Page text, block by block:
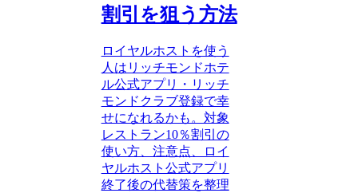
割引を狙う方法
ロイヤルホストを使う
人はリッチモンドホテ
ル公式アプリ・リッチ
モンドクラブ登録で幸
せになれるかも。対象
レストラン10％割引の
使い方、注意点、ロイ
ヤルホスト公式アプリ
終了後の代替策を整理